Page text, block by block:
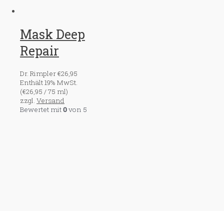
Mask Deep
Repair
Dr. Rimpler€26,95
Enthält 19% MwSt.
(€26,95 / 75 ml)
zzgl. Versand
Bewertet mit0von 5